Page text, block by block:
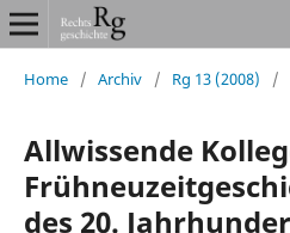
Home / Archiv / Rg 13 (2008) /
Allwissende
des 20.